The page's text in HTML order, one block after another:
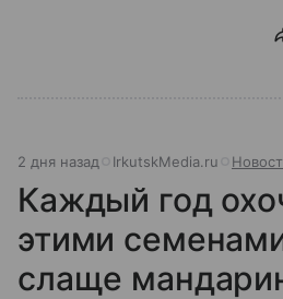
2 дня назад IrkutskMedia.ru
Каждый год
этими
слаще